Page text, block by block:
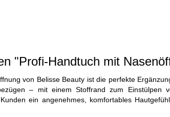
"Profi-Handtuch mit
von Belisse Beauty ist die perfekte
– mit einem Stoffrand zum Einstülpen
ein angenehmes, komfortables